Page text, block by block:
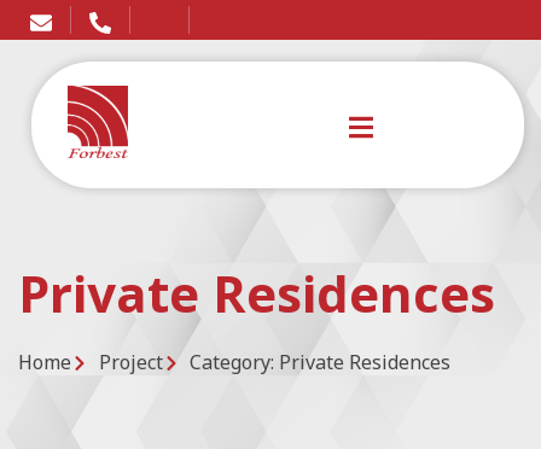
Private Residences
Home Project Category: Private Residences